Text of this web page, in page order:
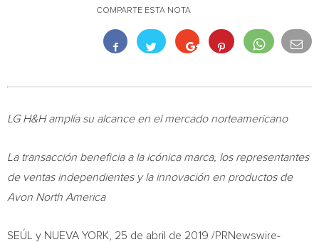
COMPARTE ESTA NOTA
LG H&H amplía su alcance en el mercado norteamericano
La transacción beneficia a la icónica marca, los representantes
de ventas independientes y la innovación en productos de
Avon North America
SEÚL y NUEVA YORK , 25 de abril de 2019 /PRNewswire-